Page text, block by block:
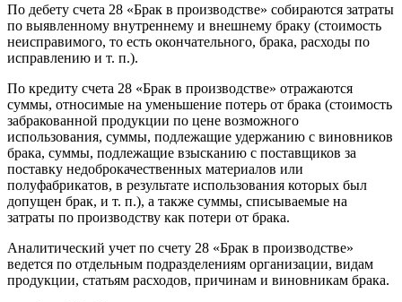
По дебету счета 28 «Брак в производстве» собираются затраты
по выявленному внутреннему и внешнему браку (стоимость
неисправимого, то есть окончательного, брака, расходы по
исправлению и т. п.).
По кредиту счета 28 «Брак в производстве» отражаются
суммы, относимые на уменьшение потерь от брака (стоимость
забракованной продукции по цене возможного
использования, суммы, подлежащие удержанию с виновников
брака, суммы, подлежащие взысканию с поставщиков за
поставку недоброкачественных материалов или
полуфабрикатов, в результате использования которых был
допущен брак, и т. п.), а также суммы, списываемые на
затраты по производству как потери от брака.
Аналитический учет по счету 28 «Брак в производстве»
ведется по отдельным подразделениям организации, видам
продукции, статьям расходов, причинам и виновникам брака.